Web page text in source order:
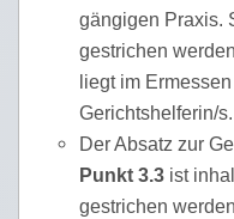
gängigen Praxis.
gestrichen
liegt im
Gerichtshelferin/s.
Der Absatz zur
Punkt 3.3 ist
gestrichen